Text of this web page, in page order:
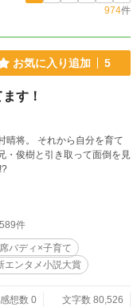
974件
お気に入り追加 5
す！
晴将。 それから自分を育て
・俊樹と引き取って面倒を見
件
バディ×子育て
エンタメ小説大賞
感想数 0
文字数 80,526